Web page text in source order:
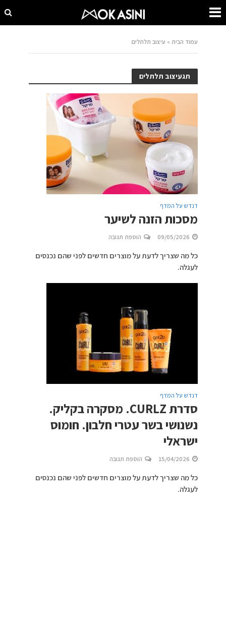
עמוד הבית » עיצוב תלתלים
תגעיצוב תלתלים
דנדש על המדף
מסכות הזנה לשיער
09/05/2026 הוספת תגובה
כל מה שצריך לדעת על מוצרים חדשים לפני שהם נכנסים
לעגלה.
דנדש על המדף
סדרת CURLZ. מסקרה בקליק.
נשנושי בשר עטרי חלבון. חומוס
ישראלי
15/04/2026 הוספת תגובה
כל מה שצריך לדעת על מוצרים חדשים לפני שהם נכנסים
לעגלה.